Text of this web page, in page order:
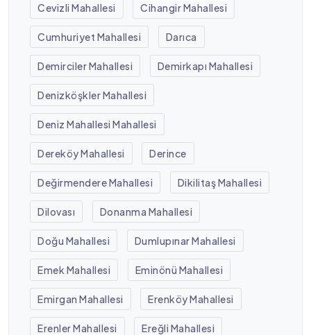
Cevizli Mahallesi Cihangir Mahallesi
Cumhuriyet Mahallesi Darıca
Demirciler Mahallesi Demirkapı Mahallesi
Denizköşkler Mahallesi
Deniz Mahallesi Mahallesi
Dereköy Mahallesi Derince
Değirmendere Mahallesi Dikilitaş Mahallesi
Dilovası Donanma Mahallesi
Doğu Mahallesi Dumlupınar Mahallesi
Emek Mahallesi Eminönü Mahallesi
Emirgan Mahallesi Erenköy Mahallesi
Erenler Mahallesi Ereğli Mahallesi